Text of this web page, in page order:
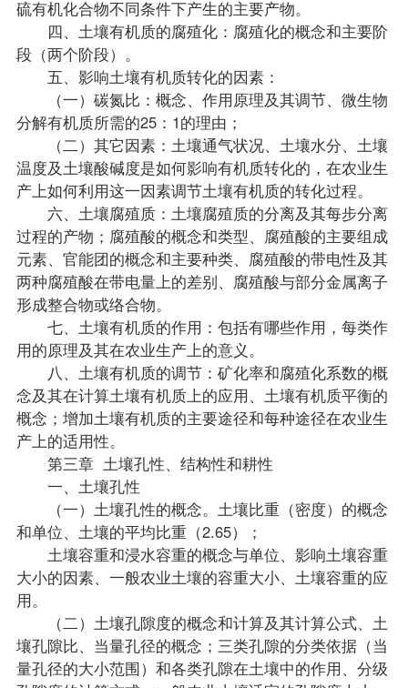
硫有机化合物不同条件下产生的主要产物。
四、土壤有机质的腐殖化：腐殖化的概念和主要阶
段（两个阶段）。
五、影响土壤有机质转化的因素：
（一）碳氮比：概念、作用原理及其调节、微生物
分解有机质所需的25：1的理由；
（二）其它因素：土壤通气状况、土壤水分、土壤
温度及土壤酸碱度是如何影响有机质转化的，在农业生
产上如何利用这一因素调节土壤有机质的转化过程。
六、土壤腐殖质：土壤腐殖质的分离及其每步分离
过程的产物；腐殖酸的概念和类型、腐殖酸的主要组成
元素、官能团的概念和主要种类、腐殖酸的带电性及其
两种腐殖酸在带电量上的差别、腐殖酸与部分金属离子
形成整合物或络合物。
七、土壤有机质的作用：包括有哪些作用，每类作
用的原理及其在农业生产上的意义。
八、土壤有机质的调节：矿化率和腐殖化系数的概
念及其在计算土壤有机质上的应用、土壤有机质平衡的
概念；增加土壤有机质的主要途径和每种途径在农业生
产上的适用性。
第三章 土壤孔性、结构性和耕性
一、土壤孔性
（一）土壤孔性的概念。土壤比重（密度）的概念
和单位、土壤的平均比重（2.65）；
土壤容重和浸水容重的概念与单位、影响土壤容重
大小的因素、一般农业土壤的容重大小、土壤容重的应
用。
（二）土壤孔隙度的概念和计算及其计算公式、土
壤孔隙比、当量孔径的概念；三类孔隙的分类依据（当
量孔径的大小范围）和各类孔隙在土壤中的作用、分级